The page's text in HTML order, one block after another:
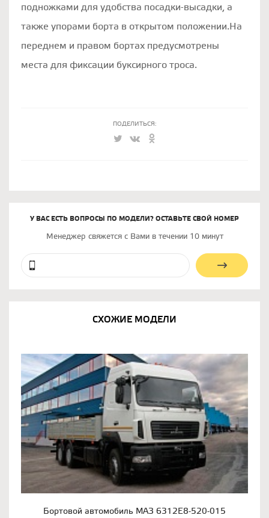
подножками для удобства посадки-высадки, а
также упорами борта в открытом положении.На
переднем и правом бортах предусмотрены
места для фиксации буксирного троса.
ПОДЕЛИТЬСЯ:
У ВАС ЕСТЬ ВОПРОСЫ ПО МОДЕЛИ? ОСТАВЬТЕ СВОЙ НОМЕР
Менеджер свяжется с Вами в течении 10 минут
СХОЖИЕ МОДЕЛИ
Бортовой автомобиль МАЗ 6312Е8-520-015